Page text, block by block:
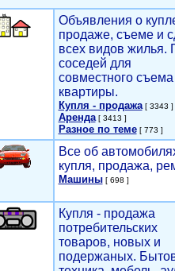
Объявления о
продаже, съеме и
всех видов жилья.
соседей для
совместного съема
квартиры.
Купля - продажа[ 3343 ]
Аренда[ 3413 ]
Разное по теме[ 773 ]
Все об
купля, продажа,
Машины[ 698 ]
Купля - продажа
потребительских
товаров, новых и
подержаных.